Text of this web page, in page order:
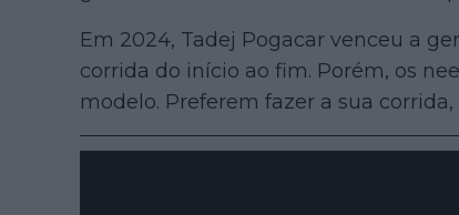
Em 2024, Tadej Pogacar venceu a
corrida do início ao fim. Porém, os
modelo. Preferem fazer a sua